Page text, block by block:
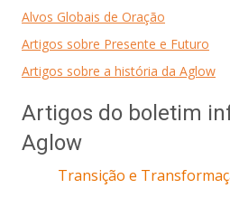
Alvos Globais de Oração
Artigos sobre Presente e Futuro
Artigos sobre a história da Aglow
Artigos do boletim
Aglow
Transição e